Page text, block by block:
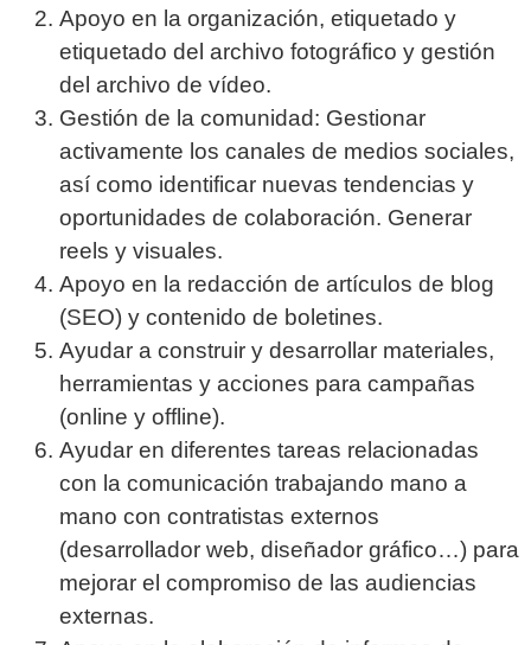
Apoyo en la organización, etiquetado y
etiquetado del archivo fotográfico y gestión
del archivo de vídeo.
Gestión de la comunidad: Gestionar
activamente los canales de medios sociales,
así como identificar nuevas tendencias y
oportunidades de colaboración. Generar
reels y visuales.
Apoyo en la redacción de artículos de blog
(SEO) y contenido de boletines.
Ayudar a construir y desarrollar materiales,
herramientas y acciones para campañas
(online y offline).
Ayudar en diferentes tareas relacionadas
con la comunicación trabajando mano a
mano con contratistas externos
(desarrollador web, diseñador gráfico…) para
mejorar el compromiso de las audiencias
externas.